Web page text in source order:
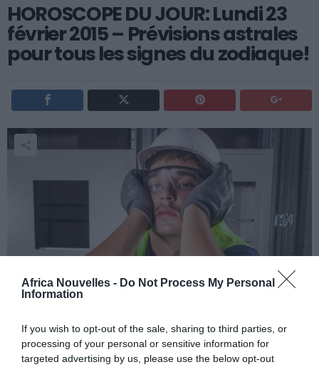
Africa Nouvelles - Do Not Process My Personal
Information
If you wish to opt-out of the sale, sharing to third parties, or
processing of your personal or sensitive information for
targeted advertising by us, please use the below opt-out
HOROSCOPE DU JOUR: Lundi 23
février 2015 – Prévisions astrales
pour tous les signes du zodiaque!
Des astres sans désastres!
Consultez votre horoscope quotidien, pour chaque
signe du zodiaque!